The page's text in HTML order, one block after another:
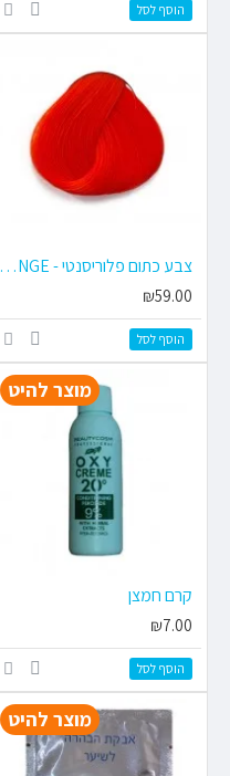
הוסף לסל
צבע כתום פלוריסנטי - FLUORESCENT ORANGE
₪59.00
הוסף לסל
מוצר להיט
קרם חמצן
₪7.00
הוסף לסל
מוצר להיט